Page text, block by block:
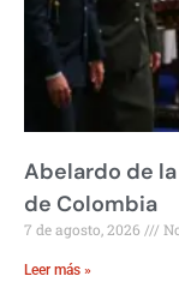
Abelardo de
de Colombia
7 de agosto, 2026
Leer más »